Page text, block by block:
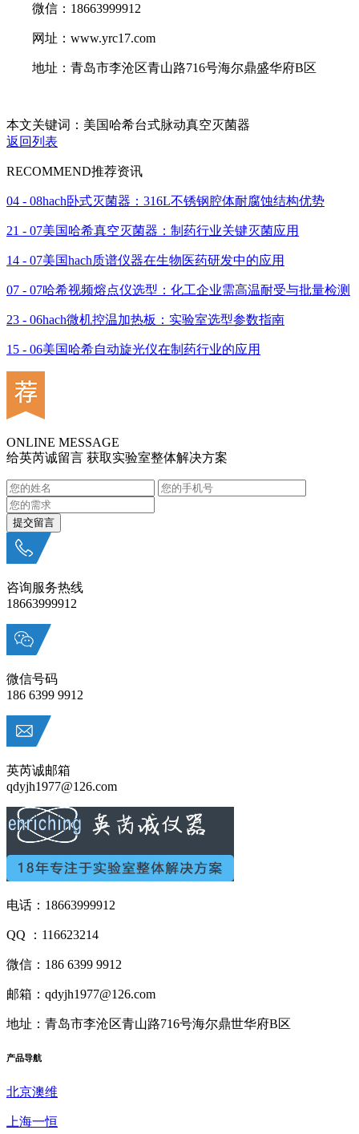
微信：18663999912
网址：www.yrc17.com
地址：青岛市李沧区青山路716号海尔鼎盛华府B区
本文关键词：美国哈希台式脉动真空灭菌器
返回列表
RECOMMEND推荐资讯
04 - 08hach卧式灭菌器：316L不锈钢腔体耐腐蚀结构优势
21 - 07美国哈希真空灭菌器：制药行业关键灭菌应用
14 - 07美国hach质谱仪器在生物医药研发中的应用
07 - 07哈希视频熔点仪选型：化工企业需高温耐受与批量检测
23 - 06hach微机控温加热板：实验室选型参数指南
15 - 06美国哈希自动旋光仪在制药行业的应用
ONLINE MESSAGE
给英芮诚留言 获取实验室整体解决方案
咨询服务热线
18663999912
微信号码
186 6399 9912
英芮诚邮箱
qdyjh1977@126.com
电话：18663999912
QQ ：116623214
微信：186 6399 9912
邮箱：qdyjh1977@126.com
地址：青岛市李沧区青山路716号海尔鼎世华府B区
产品导航
北京澳维
上海一恒